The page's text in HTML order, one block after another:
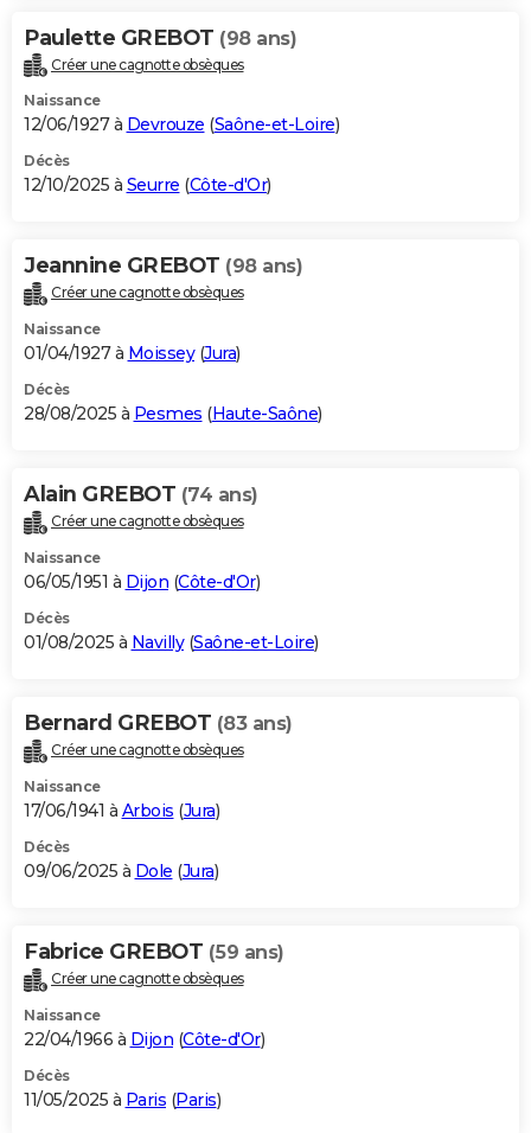
Paulette GREBOT (98 ans)
Créer une cagnotte obsèques
Naissance
12/06/1927 à Devrouze (Saône-et-Loire)
Décès
12/10/2025 à Seurre (Côte-d'Or)
Jeannine GREBOT (98 ans)
Créer une cagnotte obsèques
Naissance
01/04/1927 à Moissey(Jura)
Décès
28/08/2025 à Pesmes (Haute-Saône)
Alain GREBOT (74 ans)
Créer une cagnotte obsèques
Naissance
06/05/1951 à Dijon (Côte-d'Or)
Décès
01/08/2025 à Navilly(Saône-et-Loire)
Bernard GREBOT (83 ans)
Créer une cagnotte obsèques
Naissance
17/06/1941 à Arbois (Jura)
Décès
09/06/2025 à Dole (Jura)
Fabrice GREBOT (59 ans)
Créer une cagnotte obsèques
Naissance
22/04/1966 à Dijon (Côte-d'Or)
Décès
11/05/2025 à Paris (Paris)